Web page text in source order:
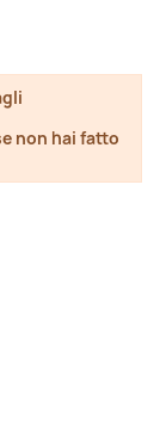
non hai fatto